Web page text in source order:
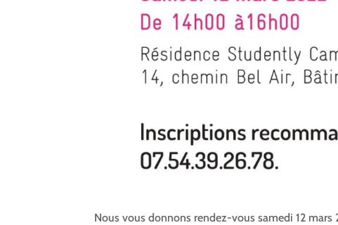
Nous vous donnons rendez-vous samedi 12